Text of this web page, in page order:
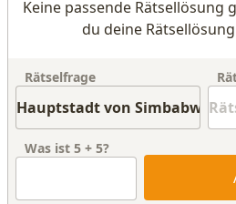
Keine passende Rätsellösung
du deine
Rätselfrage
Was ist 5 + 5?